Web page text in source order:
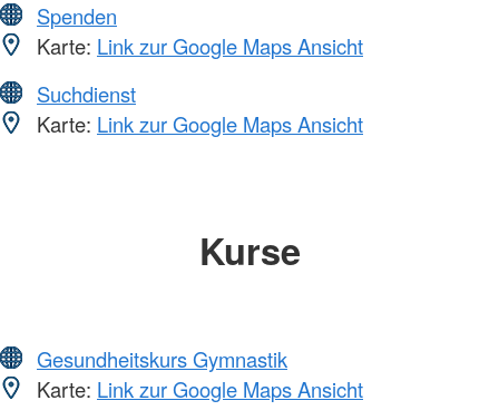
Spenden
Karte: Link zur Google Maps Ansicht
Suchdienst
Karte: Link zur Google Maps Ansicht
Kurse
Gesundheitskurs Gymnastik
Karte: Link zur Google Maps Ansicht